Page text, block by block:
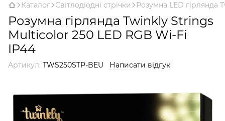
Каталог Світлодіодні стрічки Розумна LED гірлянда
Розумна гірлянда Twinkly Strings
Multicolor 250 LED RGB Wi-Fi
IP44
Артикул: TWS250STP-BEU Написати відгук